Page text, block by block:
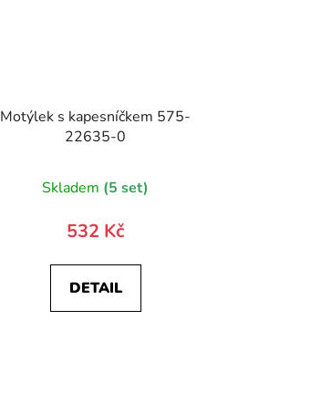
Motýlek s kapesníčkem 575-
22635-0
Skladem (5 set)
532 Kč
DETAIL